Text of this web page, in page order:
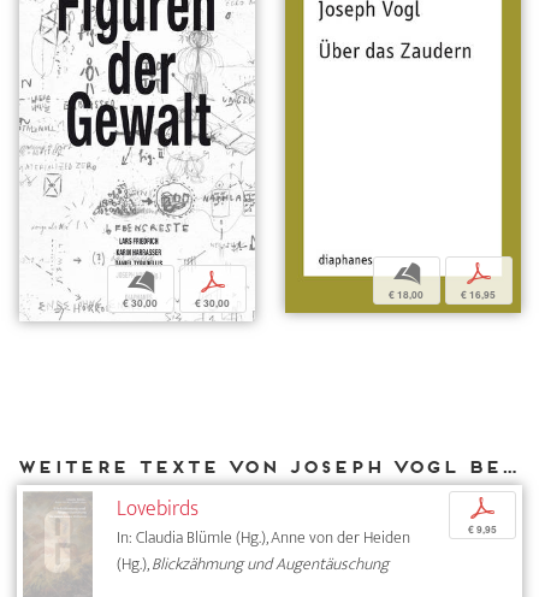
b
€ 30,00
p
€ 30,00
b
€ 18,00
p
€ 16,95
Weitere Texte von Joseph Vogl bei DIAPHANES
Lovebirds
In: Claudia Blümle (Hg.), Anne von der Heiden
(Hg.),Blickzähmung und Augentäuschung
p
€ 9,95